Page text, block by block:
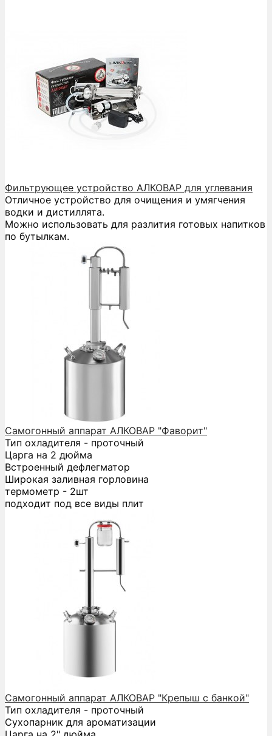
Фильтрующее устройство АЛКОВАР для углевания
Отличное устройство для очищения и умягчения
водки и дистиллята.
Можно использовать для разлития готовых напитков
по бутылкам.
Самогонный аппарат АЛКОВАР "Фаворит"
Тип охладителя - проточный
Царга на 2 дюйма
Встроенный дефлегматор
Широкая заливная горловина
термометр - 2шт
подходит под все виды плит
Самогонный аппарат АЛКОВАР "Крепыш с банкой"
Тип охладителя - проточный
Сухопарник для ароматизации